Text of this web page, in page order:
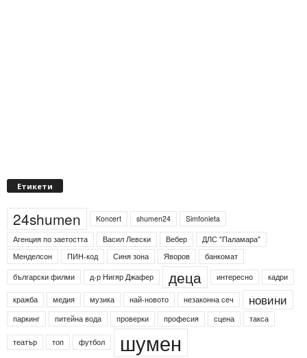
Етикети
24shumen Koncert shumen24
Simfonieta
Агенция по заетостта
Васил Левски Вебер
ДЛС "Паламара"
Менделсон
ПИН-код Синя зона Яворов
банкомат
български филми
д-р Нигяр Джафер деца интересно кадри
кражба медия музика най-новото незаконна сеч новини
паркинг питейна вода проверки професия сцена такса
театър топ футбол шумен